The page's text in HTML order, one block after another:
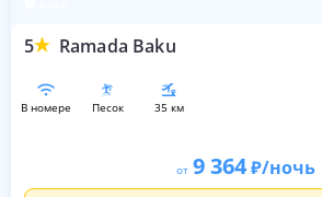
5 Ramada Baku
в номере песок 35 км
от 9 364 /ночь